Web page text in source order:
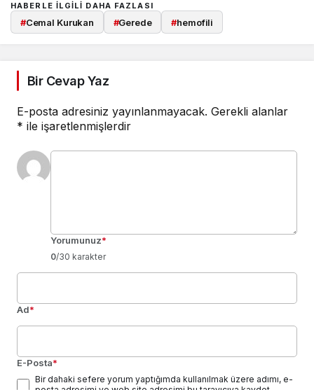
HABERLE ILGILI DAHA FAZLASI
#Cemal Kurukan #Gerede #hemofili
Bir Cevap Yaz
E-posta adresiniz yayınlanmayacak. Gerekli alanlar
* ile işaretlenmişlerdir
Yorumunuz*
0/30 karakter
Ad*
E-Posta*
Bir dahaki sefere yorum yaptığımda kullanılmak üzere adımı, e-